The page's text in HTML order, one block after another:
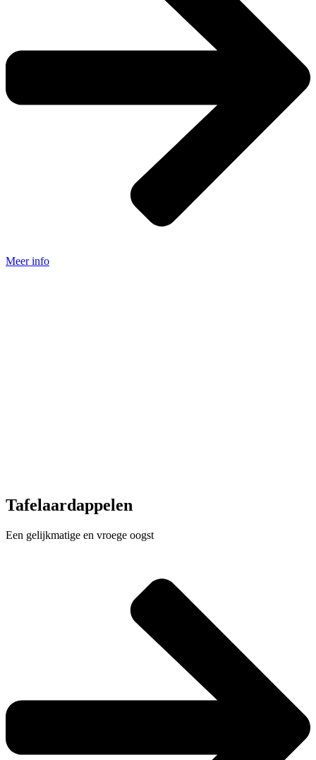
Meer info
Tafelaardappelen
Een gelijkmatige en vroege oogst